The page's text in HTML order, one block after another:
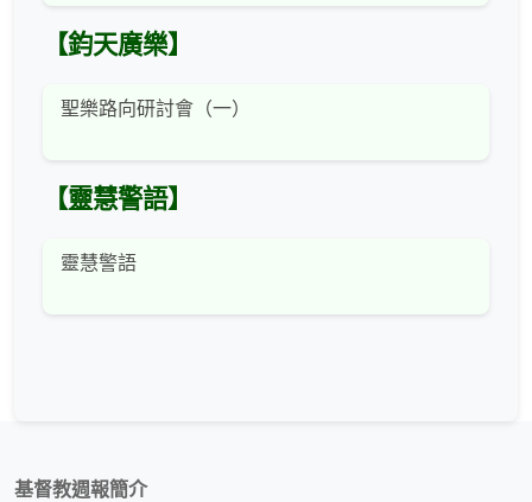
【鈞天廣樂】
聖樂路向研討會（一）
【靈慧警語】
靈慧警語
基督教週報簡介